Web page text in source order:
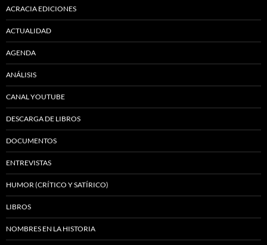
ACRACIA EDICIONES
ACTUALIDAD
AGENDA
ANÁLISIS
CANAL YOUTUBE
DESCARGA DE LIBROS
DOCUMENTOS
ENTREVISTAS
HUMOR (CRÍTICO Y SATÍRICO)
LIBROS
NOMBRES EN LA HISTORIA